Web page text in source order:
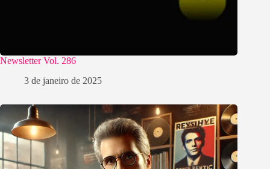
Newsletter Vol. 286
3 de janeiro de 2025